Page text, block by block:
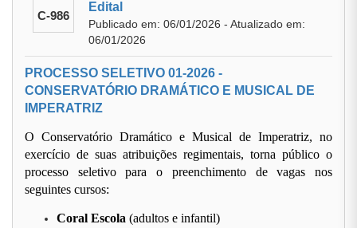
C-986
Edital
Publicado em: 06/01/2026 - Atualizado em:
06/01/2026
PROCESSO SELETIVO 01-2026 -
CONSERVATÓRIO DRAMÁTICO E MUSICAL DE
IMPERATRIZ
O Conservatório Dramático e Musical de Imperatriz, no
exercício de suas atribuições regimentais, torna público o
processo seletivo para o preenchimento de vagas nos
seguintes cursos:
Coral Escola (adultos e infantil)